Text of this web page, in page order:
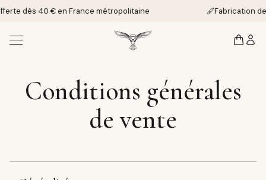
dès 40 € en France métropolitaine Fabrication
Conditions générales
de vente